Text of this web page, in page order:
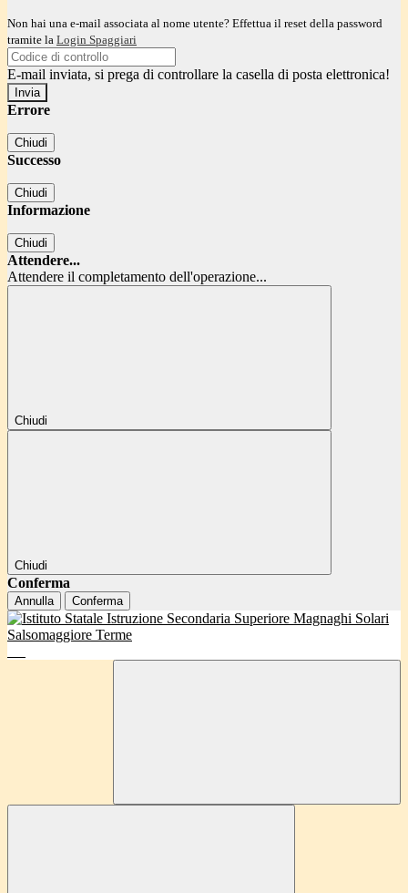
Non hai una e-mail associata al nome utente? Effettua il reset della password
tramite la Login Spaggiari
E-mail inviata, si prega di controllare la casella di posta elettronica!
Errore
Chiudi
Successo
Chiudi
Informazione
Chiudi
Attendere...
Attendere il completamento dell'operazione...
Chiudi
Chiudi
Conferma
Annulla Conferma